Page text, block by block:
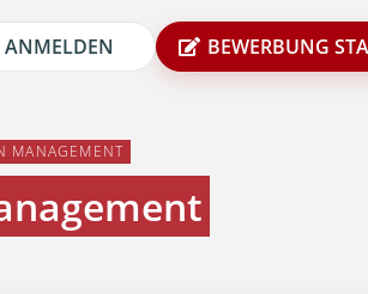
ANMELDEN BEWERBUNG
MANAGEMENT